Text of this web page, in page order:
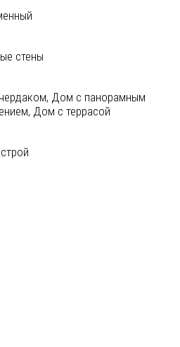
стены
Дом с панорамным
Дом с террасой